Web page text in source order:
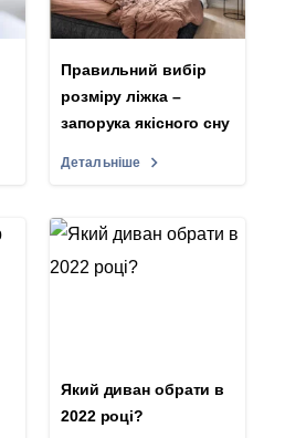
Правильний вибір
розміру ліжка –
запорука якісного сну
Детальніше
Який диван обрати в
2022 році?